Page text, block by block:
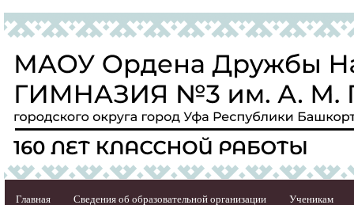
Главная Сведения об образовательной организации Ученикам